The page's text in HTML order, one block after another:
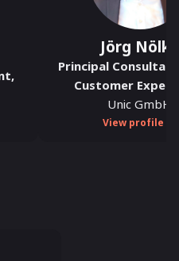
,
Jörg Nölke
Principal
Customer
Unic GmbH
View profile